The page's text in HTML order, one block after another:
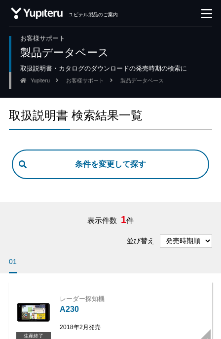
ユピテル製品のご案内
お客様サポート
製品データベース
取扱説明書・カタログのダウンロードの発売時期の検索に
Yupiteru お客様サポート 製品データベース
取扱説明書 検索結果一覧
表示件数 1件
並び替え
01
生産終了
レーダー探知機
A230
2018年2月発売